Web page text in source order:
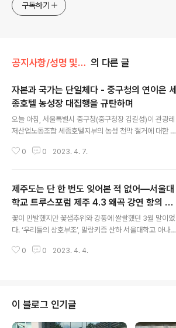
구독하기
공지사항/성명 및 활동 의 다른 글
자본과 국가는 단일체다 - 중구청의 연이은 세
종호텔 농성장 대집행을 규탄하며
오늘 아침, 서울특별시 중구청(중구청장 김길성)이 관광레
저산업노동조합 세종호텔지부의 농성 천막 철거에 대한 행
감스럽게도 그것은 기시감이 아니다. 4월 4일 한차례 있었
이지 않는 의지로 다시 천막을 친 지(시각장애인을 포함한
보행자의 통행 불편을 최소화하고자 이전보다 더 작은 규
모로 설치했다.) 3일 만에 벌어진 일이다. 오전 8시 40분
경, 중구청 인원들 3~40여 명과 백여 명에 달하는 경찰들
이 천막을 에워싸더니 천막 철거를 강제 집행했다. 강제 철
거 대집행 이후 3일 만에 다시 철거 대집행이라니. 듣도 보
0 0 2023. 4. 7.
제주도는 단 한 번도 잊어본 적 없어―서울대
학교 트루스포럼 제주 4.3 왜곡 강연 항의 집
회 보고
꽃이 만발했지만 꽃샘추위와 강풍에 쌀쌀했던 3월 말이었
다. ‘우리들의 상호부조’, 말랑키즘 산하 서울대학교 아나키
곡 강연 항의 집회에 참석하였다. 강연을 주최한 서울대학
야말로 빵과 고기를 '무상배급'하고, 환자들에게 '무상의
료'를 베풀고, 부자가 천국에 가는 것이 낙타가 바늘구멍을
통과하는 것보다 어렵다며 '반자본정서'를 설파하고 다닌
0 0 2023. 4. 4.
이 블로그 인기글